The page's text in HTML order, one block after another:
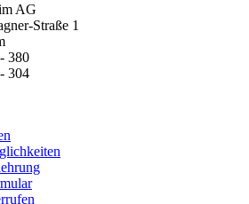
AG
Straße 1
380
304